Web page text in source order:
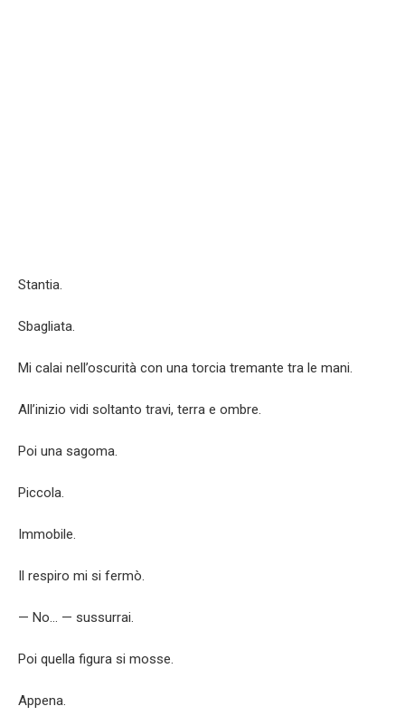
Stantia.
Sbagliata.
Mi calai nell’oscurità con una torcia tremante tra le mani.
All’inizio vidi soltanto travi, terra e ombre.
Poi una sagoma.
Piccola.
Immobile.
Il respiro mi si fermò.
— No… — sussurrai.
Poi quella figura si mosse.
Appena.